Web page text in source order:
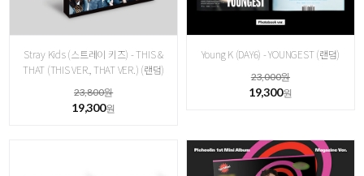
Stray Kids (스트레이 키즈) - THIS &
THAT (THIS VER., THAT VER.) (랜덤)
23,800원
19,300원
Young K (DAY6) - YOUNGEST (랜덤)
23,000원
19,300원